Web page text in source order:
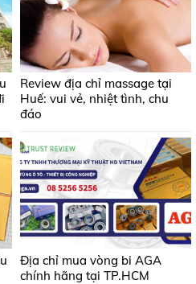
Review địa chỉ massage tại
Huế: vui vẻ, nhiệt tình, chu
đáo
Địa chỉ mua vòng bi AGA
chính hãng tại TP.HCM